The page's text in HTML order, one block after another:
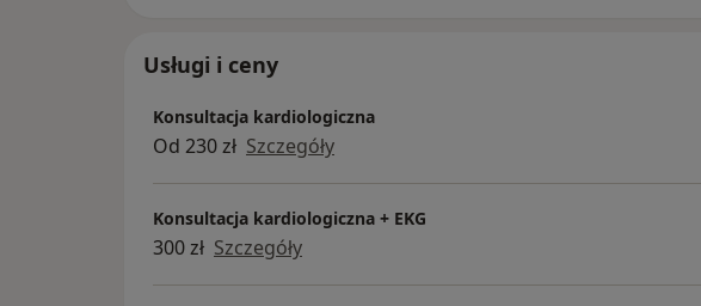
Usługi i ceny
Konsultacja kardiologiczna
Od 230 zł Szczegóły
Konsultacja kardiologiczna + EKG
300 zł Szczegóły